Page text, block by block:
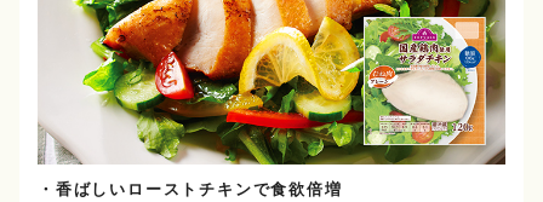
・香ばしいローストチキンで食欲倍増